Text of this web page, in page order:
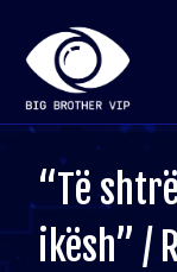
“Të
ikësh” /